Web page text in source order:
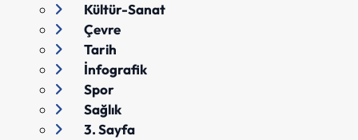
Kültür-Sanat
Çevre
Tarih
İnfografik
Spor
Sağlık
3. Sayfa